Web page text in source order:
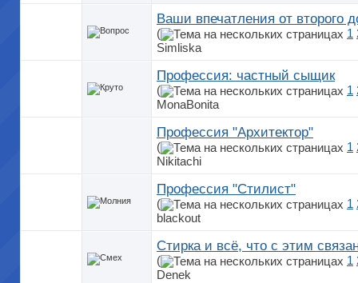
Ваши впечатления от второго
( 1
Simliska
Профессия: частный сыщик
( 1
MonaBonita
Профессия "Архитектор"
( 1
Nikitachi
Профессия "Стилист"
( 1
blackout
Стирка и всё, что с этим
( 1
Denek